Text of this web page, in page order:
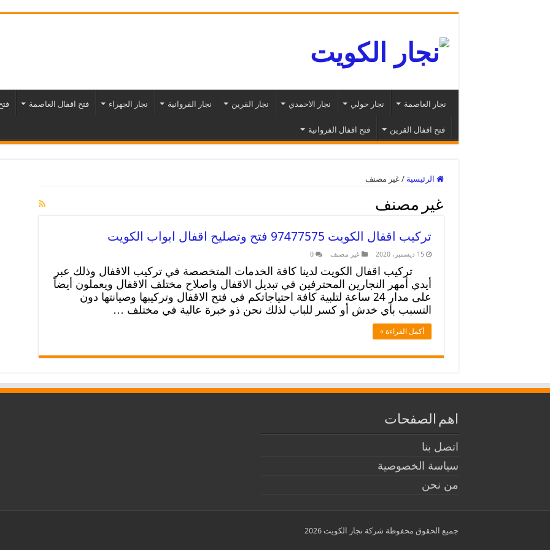
نجار العاصمة نجار حولي نجار الاحمدي نجار القرين نجار الفروانية نجار الجهراء فتح اقفال العاصمة
فتح اقفال القرين فتح اقفال الفروانية
الرئيسية / غير مصنف
غير مصنف
تركيب اقفال الكويت 97477575 فتح وتصليح اقفال ابواب الكويت
15 ديسمبر، 2020 غير مصنف 0
تركيب اقفال الكويت لدينا كافة الخدمات المتخصصة في تركيب الاقفال وذلك عبر
أيدي أمهر النجارين المحترفين في تبديل الاقفال واصلاح مختلف الاقفال ويعملون أيضاً
على مدار 24 ساعة لتلبية كافة احتياجاتكم في فتح الاقفال وتركيبها وصيانتها دون
التسبب بأي خدش أو كسر للباب لذلك نحن ذو خبرة عالية في مختلف …
أكمل القراءة »
اهم الصفحات
اتصل بنا
سياسة الخصوصية
من نحن
جميع الحقوق محفوظة شركة نجار الكويت 2026